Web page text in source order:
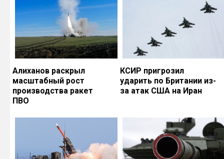
Алиханов раскрыл
масштабный рост
производства ракет
ПВО
КСИР пригрозил
ударить по Британии из-
за атак США на Иран